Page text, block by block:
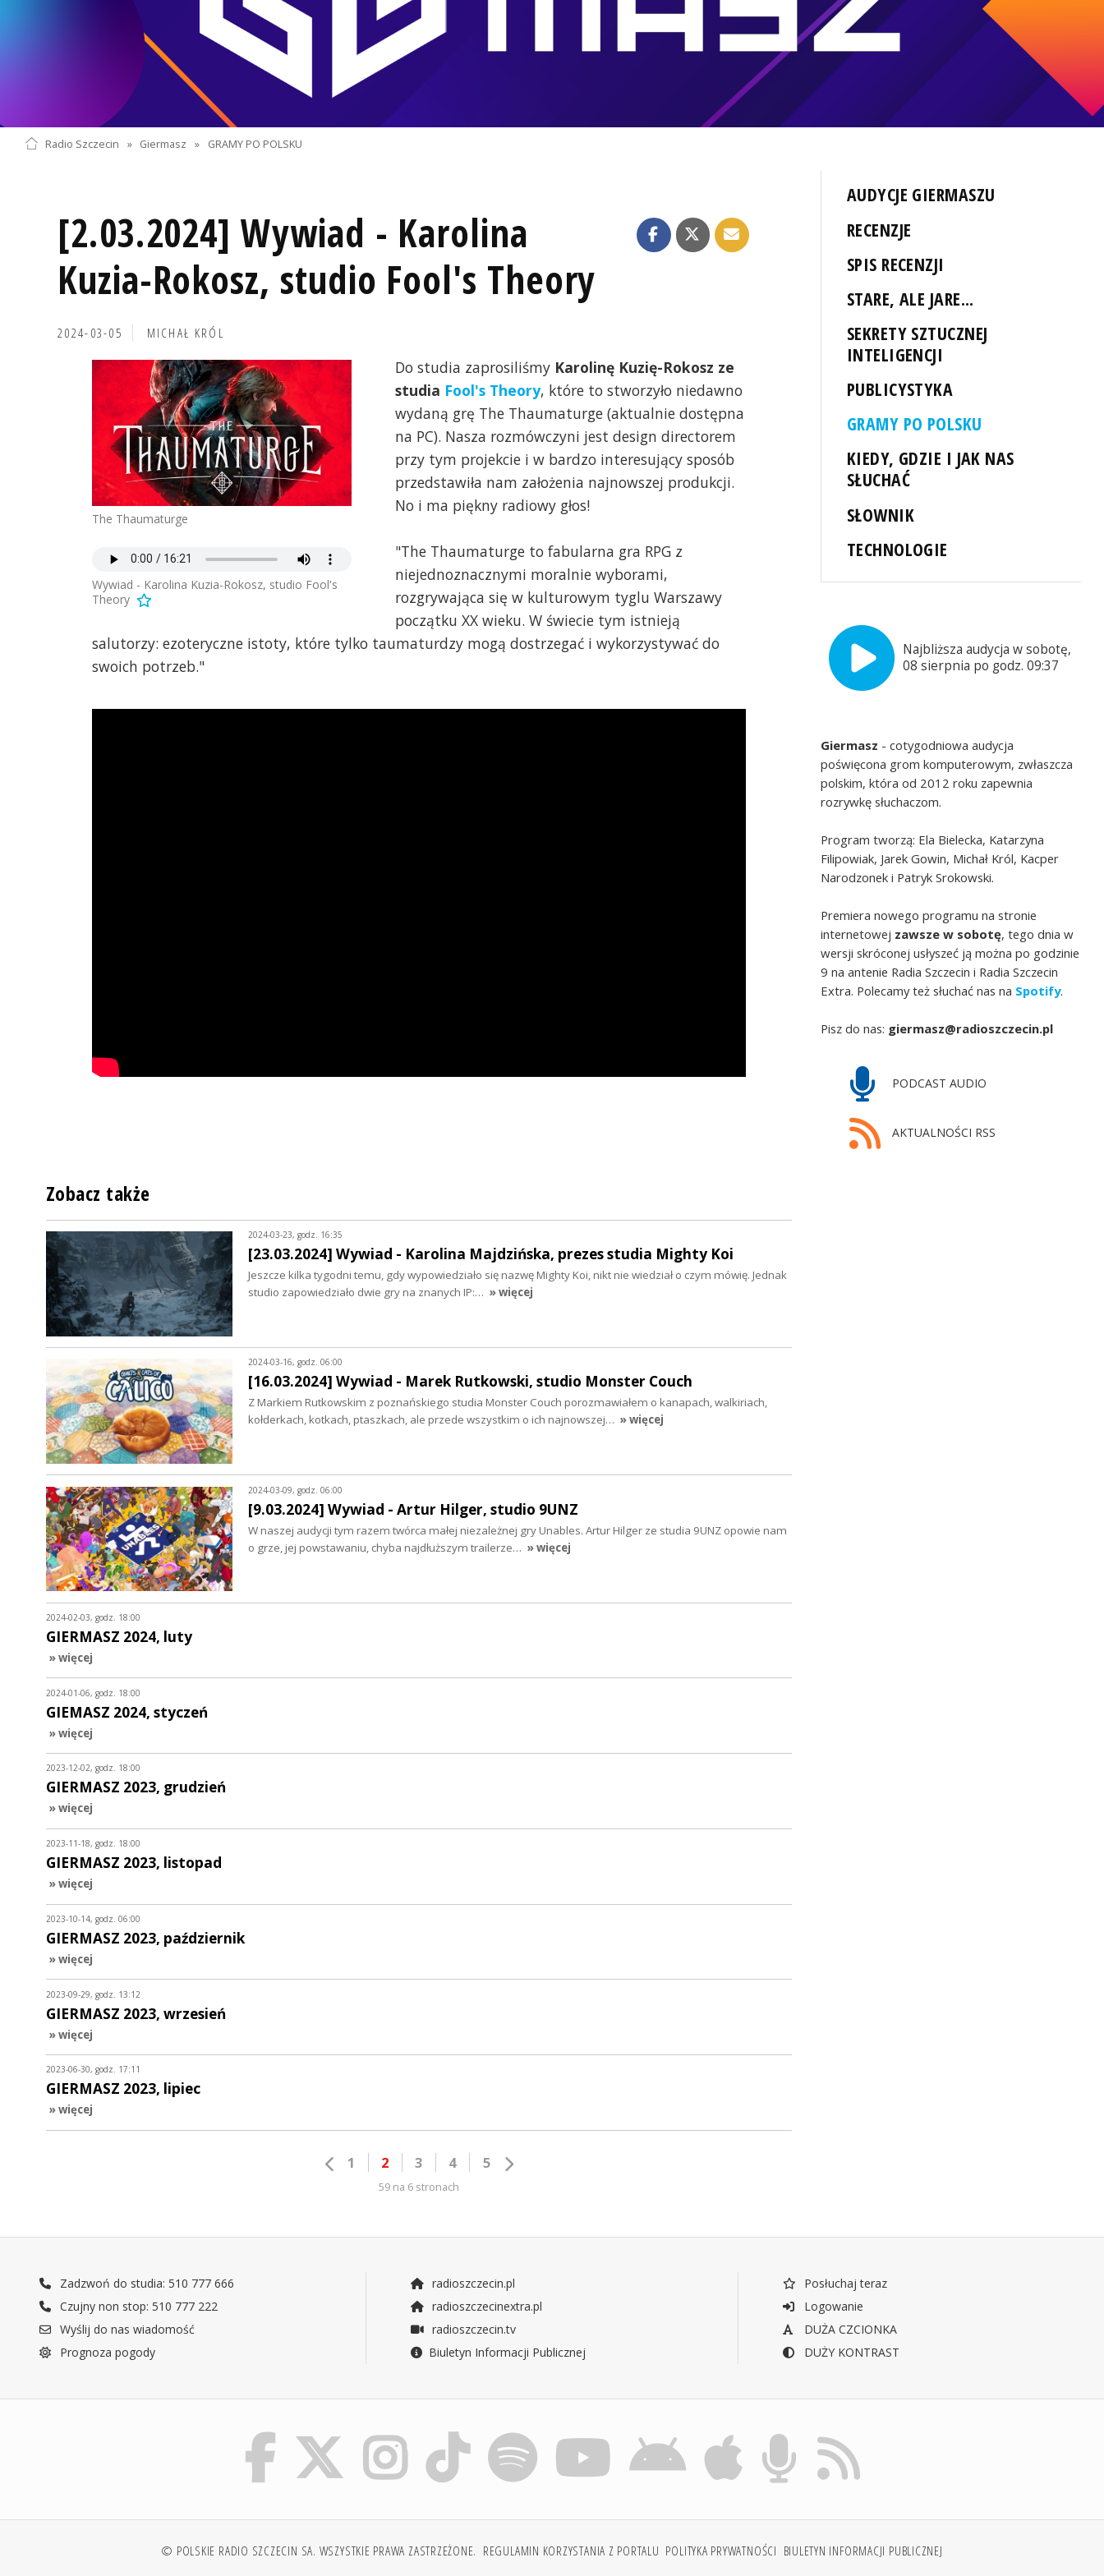
Radio Szczecin » Giermasz » GRAMY PO POLSKU
[2.03.2024] Wywiad - Karolina
Kuzia-Rokosz, studio Fool's Theory
2024-03-05 MICHAŁ KRÓL
The Thaumaturge
Wywiad - Karolina Kuzia-Rokosz, studio Fool's
Theory
Do studia zaprosiliśmy Karolinę Kuzię-Rokosz ze
studia Fool's Theory, które to stworzyło niedawno
wydaną grę The Thaumaturge (aktualnie dostępna
na PC). Nasza rozmówczyni jest design directorem
przy tym projekcie i w bardzo interesujący sposób
przedstawiła nam założenia najnowszej produkcji.
No i ma piękny radiowy głos!
"The Thaumaturge to fabularna gra RPG z
niejednoznacznymi moralnie wyborami,
rozgrywająca się w kulturowym tyglu Warszawy
początku XX wieku. W świecie tym istnieją
salutorzy: ezoteryczne istoty, które tylko taumaturdzy mogą dostrzegać i wykorzystywać do
swoich potrzeb."
AUDYCJE GIERMASZU
RECENZJE
SPIS RECENZJI
STARE, ALE JARE...
SEKRETY SZTUCZNEJ
INTELIGENCJI
PUBLICYSTYKA
GRAMY PO POLSKU
KIEDY, GDZIE I JAK NAS
SŁUCHAĆ
SŁOWNIK
TECHNOLOGIE
Najbliższa audycja w sobotę,
08 sierpnia po godz. 09:37
Giermasz - cotygodniowa audycja
poświęcona grom komputerowym, zwłaszcza
polskim, która od 2012 roku zapewnia
rozrywkę słuchaczom.
Program tworzą: Ela Bielecka, Katarzyna
Filipowiak, Jarek Gowin, Michał Król, Kacper
Narodzonek i Patryk Srokowski.
Premiera nowego programu na stronie
internetowej zawsze w sobotę, tego dnia w
wersji skróconej usłyszeć ją można po godzinie
9 na antenie Radia Szczecin i Radia Szczecin
Extra. Polecamy też słuchać nas na Spotify.
Pisz do nas: giermasz@radioszczecin.pl
PODCAST AUDIO
AKTUALNOŚCI RSS
Zobacz także
2024-03-23, godz. 16:35
[23.03.2024] Wywiad - Karolina Majdzińska, prezes studia Mighty Koi
Jeszcze kilka tygodni temu, gdy wypowiedziało się nazwę Mighty Koi, nikt nie wiedział o czym mówię. Jednak
studio zapowiedziało dwie gry na znanych IP:… » więcej
2024-03-16, godz. 06:00
[16.03.2024] Wywiad - Marek Rutkowski, studio Monster Couch
Z Markiem Rutkowskim z poznańskiego studia Monster Couch porozmawiałem o kanapach, walkiriach,
kołderkach, kotkach, ptaszkach, ale przede wszystkim o ich najnowszej… » więcej
2024-03-09, godz. 06:00
[9.03.2024] Wywiad - Artur Hilger, studio 9UNZ
W naszej audycji tym razem twórca małej niezależnej gry Unables. Artur Hilger ze studia 9UNZ opowie nam
o grze, jej powstawaniu, chyba najdłuższym trailerze… » więcej
2024-02-03, godz. 18:00
GIERMASZ 2024, luty
» więcej
2024-01-06, godz. 18:00
GIEMASZ 2024, styczeń
» więcej
2023-12-02, godz. 18:00
GIERMASZ 2023, grudzień
» więcej
2023-11-18, godz. 18:00
GIERMASZ 2023, listopad
» więcej
2023-10-14, godz. 06:00
GIERMASZ 2023, październik
» więcej
2023-09-29, godz. 13:12
GIERMASZ 2023, wrzesień
» więcej
2023-06-30, godz. 17:11
GIERMASZ 2023, lipiec
» więcej
1 2 3 4 5
59 na 6 stronach
Zadzwoń do studia: 510 777 666
Czujny non stop: 510 777 222
Wyślij do nas wiadomość
Prognoza pogody
radioszczecin.pl
radioszczecinextra.pl
radioszczecin.tv
Biuletyn Informacji Publicznej
Posłuchaj teraz
Logowanie
DUŻA CZCIONKA
DUŻY KONTRAST
© POLSKIE RADIO SZCZECIN SA. WSZYSTKIE PRAWA ZASTRZEŻONE. REGULAMIN KORZYSTANIA Z PORTALU POLITYKA PRYWATNOŚCI BIULETYN INFORMACJI PUBLICZNEJ